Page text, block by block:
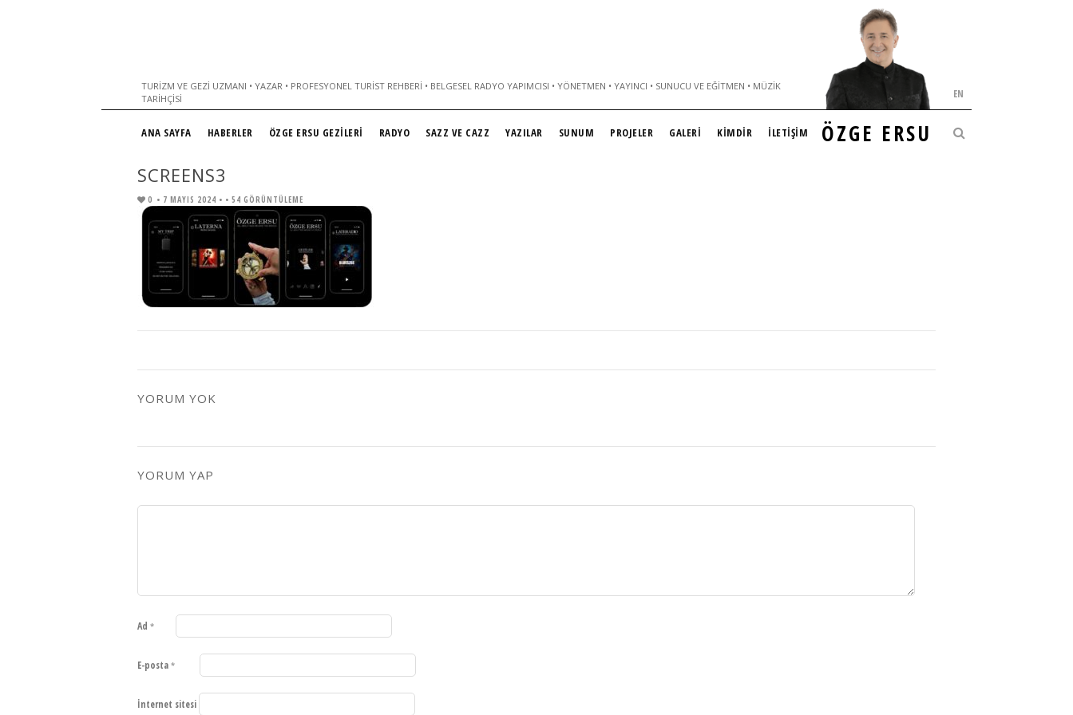
TURIZM VE GEZI UZMANI • YAZAR • PROFESYONEL TURIST REHBERI • BELGESEL RADYO YAPIMCISI • YÖNETMEN • YAYINCI • SUNUCU VE EĞITMEN • MÜZIK
TARIHÇISI
ÖZGE ERSU
EN
ANA SAYFA HABERLER ÖZGE ERSU GEZİLERİ RADYO SAZZ VE CAZZ YAZILAR SUNUM PROJELER GALERİ KİMDİR İLETİŞİM
SCREENS3
0 • 7 MAYIS 2024 • • 54 GÖRÜNTÜLEME
YORUM YOK
YORUM YAP
Ad *
E-posta *
İnternet sitesi